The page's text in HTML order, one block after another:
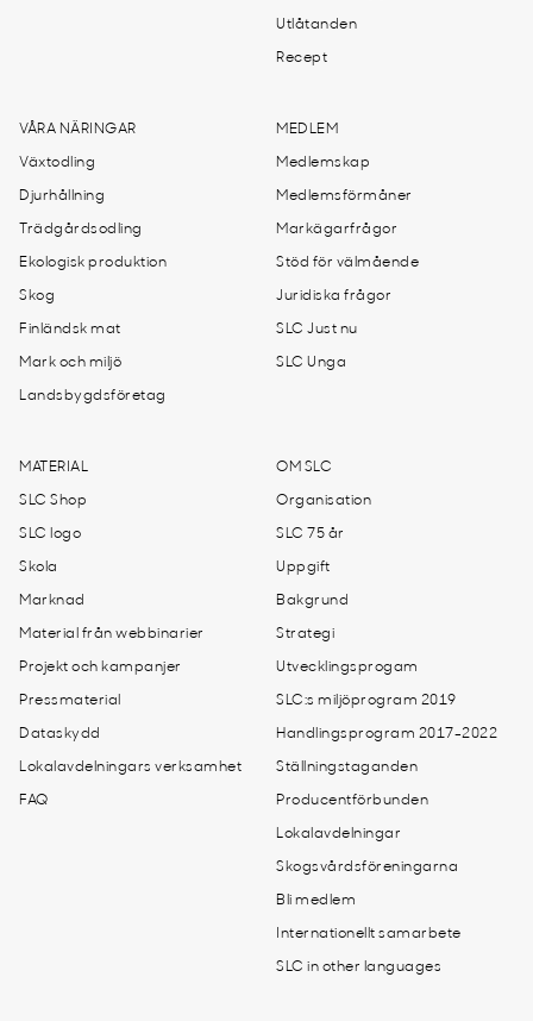
Utlåtanden
Recept
VÅRA NÄRINGAR
Växtodling
Djurhållning
Trädgårdsodling
Ekologisk produktion
Skog
Finländsk mat
Mark och miljö
Landsbygdsföretag
MEDLEM
Medlemskap
Medlemsförmåner
Markägarfrågor
Stöd för välmående
Juridiska frågor
SLC Just nu
SLC Unga
MATERIAL
SLC Shop
SLC logo
Skola
Marknad
Material från webbinarier
Projekt och kampanjer
Pressmaterial
Dataskydd
Lokalavdelningars verksamhet
FAQ
OM SLC
Organisation
SLC 75 år
Uppgift
Bakgrund
Strategi
Utvecklingsprogam
SLC:s miljöprogram 2019
Handlingsprogram 2017-2022
Ställningstaganden
Producentförbunden
Lokalavdelningar
Skogsvårdsföreningarna
Bli medlem
Internationellt samarbete
SLC in other languages